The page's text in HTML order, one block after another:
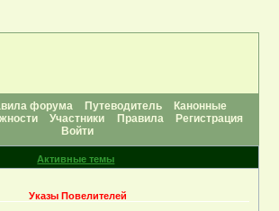
форума Путеводитель
Канонные
Участники Правила
Регистрация
Войти
Активные темы
Указы Повелителей